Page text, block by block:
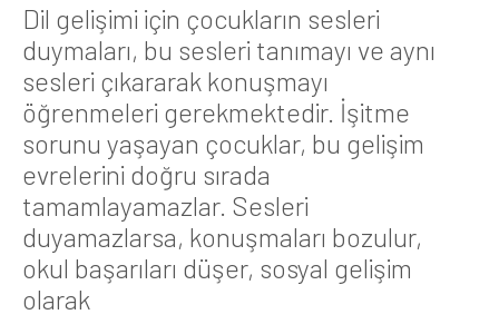
Dil gelişimi için çocukların sesleri
duymaları, bu sesleri tanımayı ve aynı
sesleri çıkararak konuşmayı
öğrenmeleri gerekmektedir. İşitme
sorunu yaşayan çocuklar, bu gelişim
evrelerini doğru sırada
tamamlayamazlar. Sesleri
duyamazlarsa, konuşmaları bozulur,
okul başarıları düşer, sosyal gelişim
olarak